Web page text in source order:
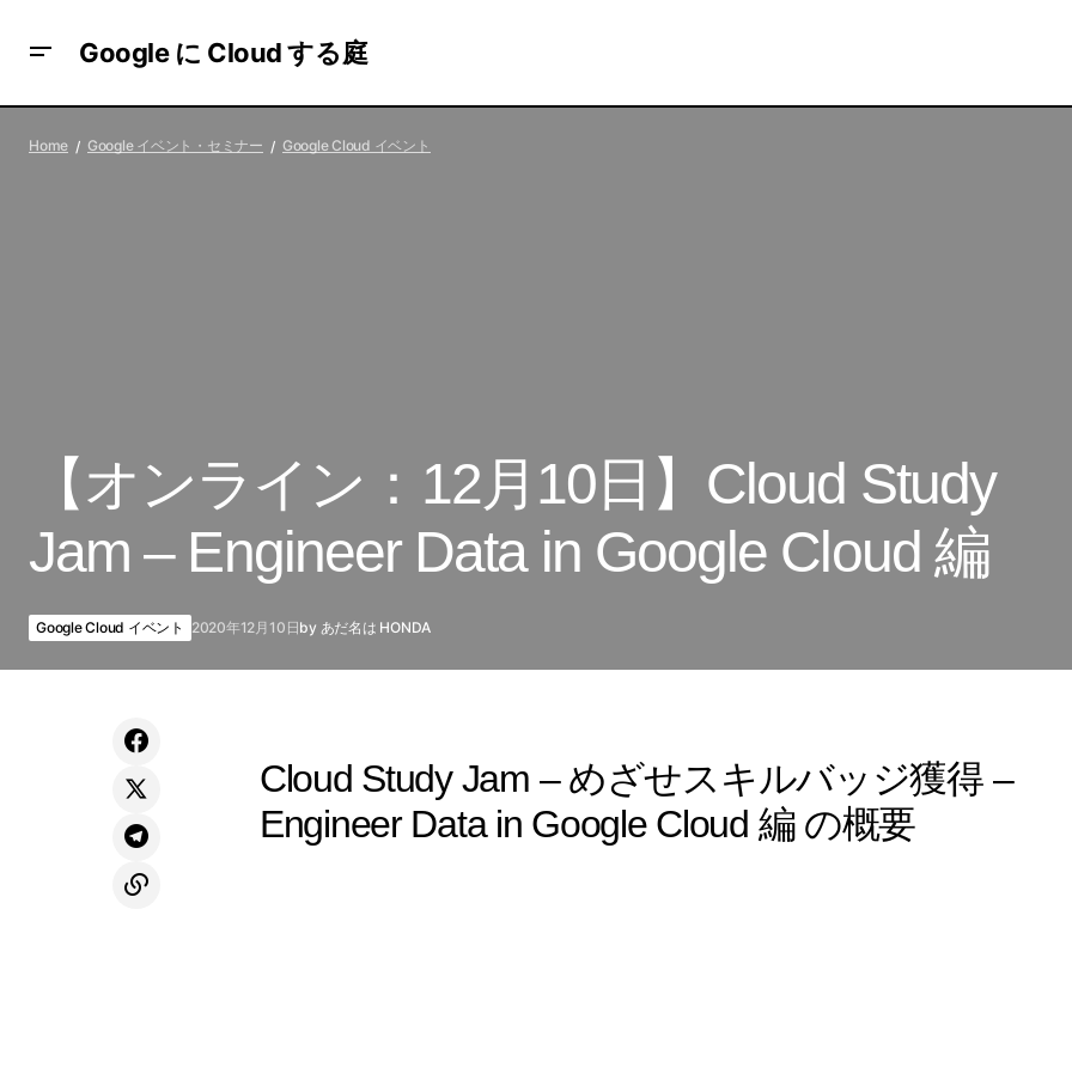
Google に Cloud する庭
Platform の進化とビジネス活用ウェビナ
ー
ト
Home Google イベント・セミナー Google Cloud イベント
【オンライン：12月10日】Cloud Study
Jam – Engineer Data in Google Cloud 編
Google Cloud イベント 2020年12月10日by あだ名は HONDA
Cloud Study Jam – めざせスキルバッジ獲得 –
Engineer Data in Google Cloud 編 の概要